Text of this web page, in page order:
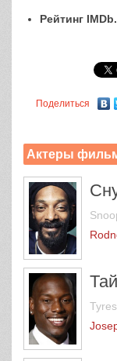
Рейтинг
Поделиться
Актеры